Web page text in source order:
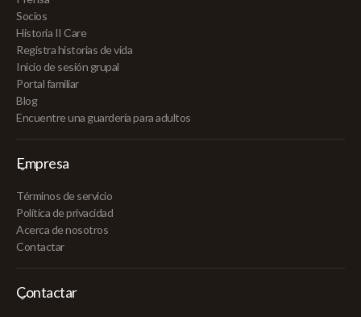
Socios
Historia II Care
Registra historias de vida
Inicio de sesión grupal
Portal familiar
Blog
Encuentre una guardería para adultos
Empresa
Términos de servicio
Política de privacidad
Acerca de nosotros
Contactar
Contactar